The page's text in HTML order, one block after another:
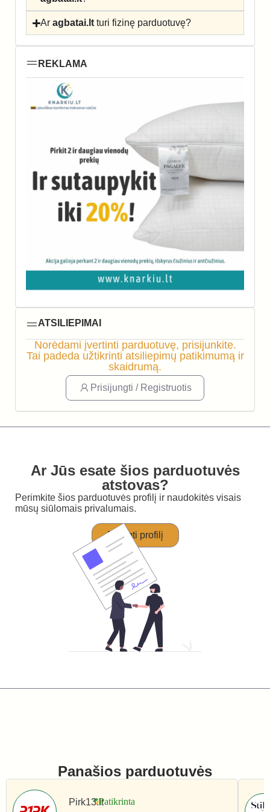
Aragbatai.lt turi fizinę parduotuvę?
REKLAMA
ATSILIEPIMAI
Norėdami įvertinti parduotuvę, prisijunkite.
Tai padeda užtikrinti atsiliepimų patikimumą ir
skaidrumą.
Prisijungti / Registruotis
Ar Jūs esate šios parduotuvės
atstovas?
Perimkite šios parduotuvės profilį ir naudokitės visais
mūsų siūlomais privalumais.
Perimti profilį
Panašios parduotuvės
Pirk13.lt